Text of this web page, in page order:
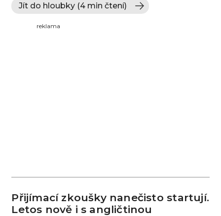
Jít do hloubky (4 min čtení)
reklama
Přijímací zkoušky nanečisto startují.
Letos nově i s angličtinou